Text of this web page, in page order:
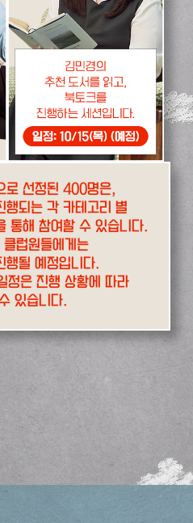
로 선정된 400명은,
행되는 각 카테고리 별
통해 참여할 수 있습니다.
럽원들에게는
행될 예정입니다.
정은 진행 상황에 따라
있습니다.